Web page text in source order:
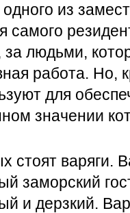
из
самого
за людьми,
работа. Но,
для
значении
стоят варяги.
заморский
и дерзкий.